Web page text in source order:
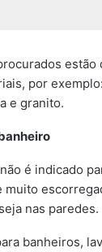
estão
por
e granito.
é indicado
nas paredes.
banheiros,